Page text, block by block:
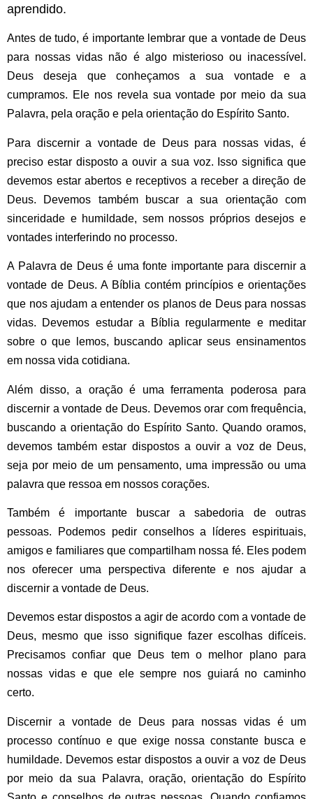
aprendido.
Antes de tudo, é importante lembrar que a vontade de Deus
para nossas vidas não é algo misterioso ou inacessível.
Deus deseja que conheçamos a sua vontade e a
cumpramos. Ele nos revela sua vontade por meio da sua
Palavra, pela oração e pela orientação do Espírito Santo.
Para discernir a vontade de Deus para nossas vidas, é
preciso estar disposto a ouvir a sua voz. Isso significa que
devemos estar abertos e receptivos a receber a direção de
Deus. Devemos também buscar a sua orientação com
sinceridade e humildade, sem nossos próprios desejos e
vontades interferindo no processo.
A Palavra de Deus é uma fonte importante para discernir a
vontade de Deus. A Bíblia contém princípios e orientações
que nos ajudam a entender os planos de Deus para nossas
vidas. Devemos estudar a Bíblia regularmente e meditar
sobre o que lemos, buscando aplicar seus ensinamentos
em nossa vida cotidiana.
Além disso, a oração é uma ferramenta poderosa para
discernir a vontade de Deus. Devemos orar com frequência,
buscando a orientação do Espírito Santo. Quando oramos,
devemos também estar dispostos a ouvir a voz de Deus,
seja por meio de um pensamento, uma impressão ou uma
palavra que ressoa em nossos corações.
Também é importante buscar a sabedoria de outras
pessoas. Podemos pedir conselhos a líderes espirituais,
amigos e familiares que compartilham nossa fé. Eles podem
nos oferecer uma perspectiva diferente e nos ajudar a
discernir a vontade de Deus.
Devemos estar dispostos a agir de acordo com a vontade de
Deus, mesmo que isso signifique fazer escolhas difíceis.
Precisamos confiar que Deus tem o melhor plano para
nossas vidas e que ele sempre nos guiará no caminho
certo.
Discernir a vontade de Deus para nossas vidas é um
processo contínuo e que exige nossa constante busca e
humildade. Devemos estar dispostos a ouvir a voz de Deus
por meio da sua Palavra, oração, orientação do Espírito